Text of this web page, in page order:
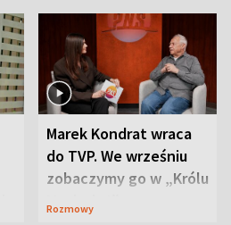
Marek Kondrat wraca
do TVP. We wrześniu
zobaczymy go w „Królu
Maciusiu I”
Rozmowy